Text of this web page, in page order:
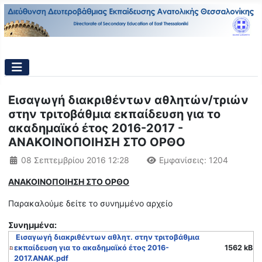
Εισαγωγή διακριθέντων αθλητών/τριών
στην τριτοβάθμια εκπαίδευση για το
ακαδημαϊκό έτος 2016-2017 -
ΑΝΑΚΟΙΝΟΠΟΙΗΣΗ ΣΤΟ ΟΡΘΟ
Λεπτομέρειες
08 Σεπτεμβρίου 2016 12:28 Εμφανίσεις: 1204
ΑΝΑΚΟΙΝΟΠΟΙΗΣΗ ΣΤΟ ΟΡΘΟ
Παρακαλούμε δείτε το συνημμένο αρχείο
Συνημμένα:
Εισαγωγή διακριθέντων αθλητ. στην τριτοβάθμια
εκπαίδευση για το ακαδημαϊκό έτος 2016-
2017.ΑΝΑΚ.pdf
1562 kB